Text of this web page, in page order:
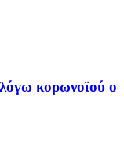
κορωνοϊού ο